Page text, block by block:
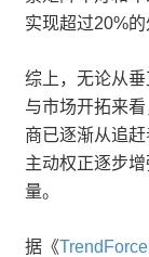
实现超过20%的
综上，无论从
与市场开拓来
商已逐渐从追
主动权正逐步
量。
据《